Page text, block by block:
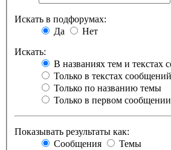
Искать в подфорумах:
Да
Нет
Искать:
В названиях тем и текстах
Только в текстах сообщений
Только по названию темы
Только в первом
Показывать результаты как:
Сообщения
Темы